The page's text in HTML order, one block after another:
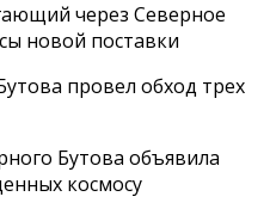
через Северное
новой поставки
провел обход трех
Бутова объявила
космосу